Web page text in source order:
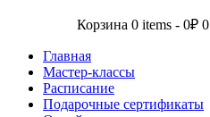
Корзина 0 items -0₽ 0
Главная
Мастер-классы
Расписание
Подарочные сертификаты